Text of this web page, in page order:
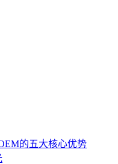
的五大核心优势